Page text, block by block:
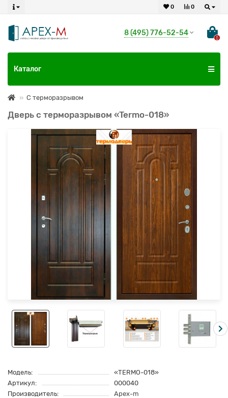
0
0
8 (495) 776-52-54
0
Каталог
С терморазрывом
Дверь с терморазрывом «Termo-018»
Модель:
«TERMO-018»
Артикул:
000040
Производитель:
Apex-m